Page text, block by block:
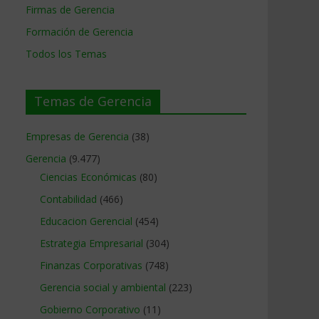
Firmas de Gerencia
Formación de Gerencia
Todos los Temas
Temas de Gerencia
Empresas de Gerencia (38)
Gerencia (9.477)
Ciencias Económicas (80)
Contabilidad (466)
Educacion Gerencial (454)
Estrategia Empresarial (304)
Finanzas Corporativas (748)
Gerencia social y ambiental (223)
Gobierno Corporativo (11)